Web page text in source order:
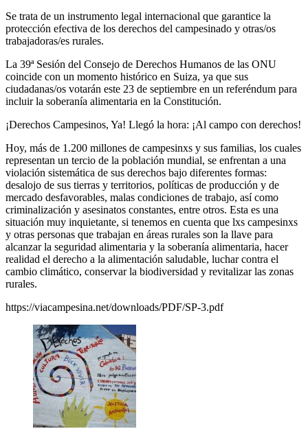
Se trata de un instrumento legal internacional que garantice la
protección efectiva de los derechos del campesinado y otras/os
trabajadoras/es rurales.
La 39ª Sesión del Consejo de Derechos Humanos de las ONU
coincide con un momento histórico en Suiza, ya que sus
ciudadanas/os votarán este 23 de septiembre en un referéndum para
incluir la soberanía alimentaria en la Constitución.
¡Derechos Campesinos, Ya! Llegó la hora: ¡Al campo con derechos!
Hoy, más de 1.200 millones de campesinxs y sus familias, los cuales
representan un tercio de la población mundial, se enfrentan a una
violación sistemática de sus derechos bajo diferentes formas:
desalojo de sus tierras y territorios, políticas de producción y de
mercado desfavorables, malas condiciones de trabajo, así como
criminalización y asesinatos constantes, entre otros. Esta es una
situación muy inquietante, si tenemos en cuenta que lxs campesinxs
y otras personas que trabajan en áreas rurales son la llave para
alcanzar la seguridad alimentaria y la soberanía alimentaria, hacer
realidad el derecho a la alimentación saludable, luchar contra el
cambio climático, conservar la biodiversidad y revitalizar las zonas
rurales.
https://viacampesina.net/downloads/PDF/SP-3.pdf